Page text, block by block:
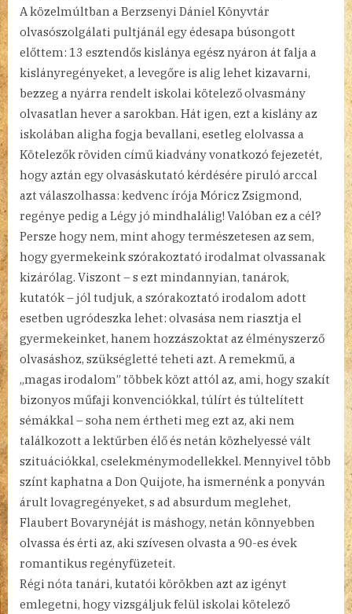
A közelmúltban a Berzsenyi Dániel Könyvtár
olvasószolgálati pultjánál egy édesapa búsongott
előttem: 13 esztendős kislánya egész nyáron át falja a
kislányregényeket, a levegőre is alig lehet kizavarni,
bezzeg a nyárra rendelt iskolai kötelező olvasmány
olvasatlan hever a sarokban. Hát igen, ezt a kislány az
iskolában aligha fogja bevallani, esetleg elolvassa a
Kötelezők röviden című kiadvány vonatkozó fejezetét,
hogy aztán egy olvasáskutató kérdésére piruló arccal
azt válaszolhassa: kedvenc írója Móricz Zsigmond,
regénye pedig a Légy jó mindhalálig! Valóban ez a cél?
Persze hogy nem, mint ahogy természetesen az sem,
hogy gyermekeink szórakoztató irodalmat olvassanak
kizárólag. Viszont – s ezt mindannyian, tanárok,
kutatók – jól tudjuk, a szórakoztató irodalom adott
esetben ugródeszka lehet: olvasása nem riasztja el
gyermekeinket, hanem hozzászoktat az élményszerző
olvasáshoz, szükségletté teheti azt. A remekmű, a
„magas irodalom” többek közt attól az, ami, hogy szakít
bizonyos műfaji konvenciókkal, túlírt és túltelített
sémákkal – soha nem értheti meg ezt az, aki nem
találkozott a lektűrben élő és netán közhelyessé vált
szituációkkal, cselekménymodellekkel. Mennyivel több
színt kaphatna a Don Quijote, ha ismernénk a ponyván
árult lovagregényeket, s ad absurdum meglehet,
Flaubert Bovarynéját is máshogy, netán könnyebben
olvassa és érti az, aki szívesen olvasta a 90-es évek
romantikus regényfüzeteit.
Régi nóta tanári, kutatói körökben azt az igényt
emlegetni, hogy vizsgáljuk felül iskolai kötelező